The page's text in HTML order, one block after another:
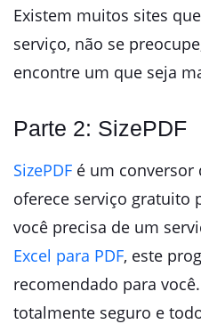
Existem muitos sites
serviço, não se
encontre um que seja
Parte 2: SizePDF
SizePDF é um conversor
oferece serviço gratuito
você precisa de um
Excel para PDF, este
recomendado para
totalmente seguro e